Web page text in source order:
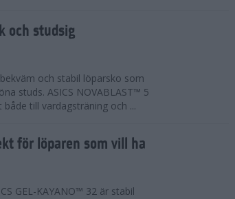
och studsig
och stabil löparsko som
studs. ASICS NOVABLAST™ 5
till vardagsträning och ...
för löparen som vill ha
GEL-KAYANO™ 32 är stabil